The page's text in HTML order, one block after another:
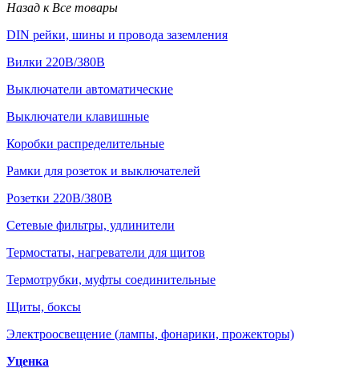
Назад к Все товары
DIN рейки, шины и провода заземления
Вилки 220В/380В
Выключатели автоматические
Выключатели клавишные
Коробки распределительные
Рамки для розеток и выключателей
Розетки 220В/380В
Сетевые фильтры, удлинители
Термостаты, нагреватели для щитов
Термотрубки, муфты соединительные
Щиты, боксы
Электроосвещение (лампы, фонарики, прожекторы)
Уценка